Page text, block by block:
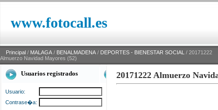
www.fotocall.es
Principal / MALAGA / BENALMADENA / DEPORTES - BIENESTAR SOCIAL / 20171222
Almuerzo Navidad Mayores (52)
Usuarios registrados
Usuario:
Contrase�a:
20171222 Almuerzo